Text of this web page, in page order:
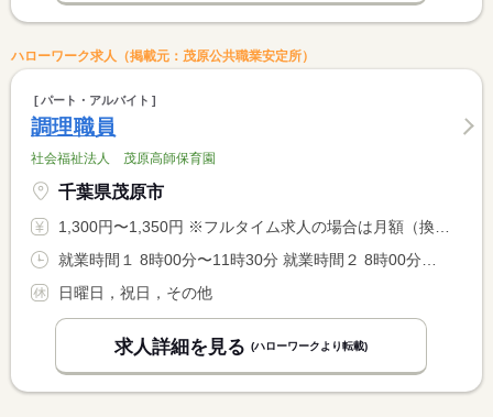
ハローワーク求人（掲載元：茂原公共職業安定所）
パート・アルバイト
調理職員
社会福祉法人 茂原高師保育園
千葉県茂原市
1,300円〜1,350円 ※フルタイム求人の場合は月額（換算額）、パート求人の場合は時間額を表示しています。
日曜日，祝日，その他
求人詳細を見る (ハローワークより転載)